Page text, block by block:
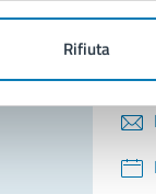
Rifiuta